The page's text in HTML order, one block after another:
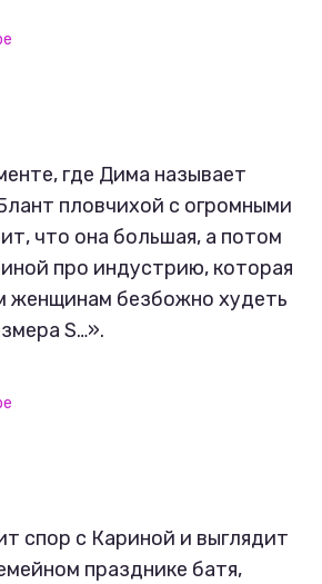
где Дима называет
пловчихой с огромными
что она большая, а потом
про индустрию, которая
женщинам безбожно худеть
S…».
спор с Кариной и выглядит
празднике батя,